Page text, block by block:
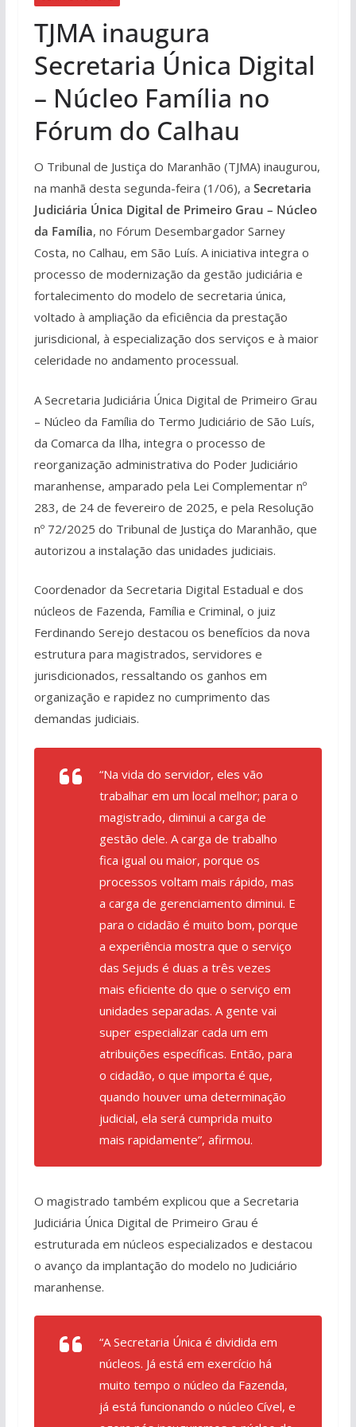
TJMA inaugura
Secretaria Única Digital
– Núcleo Família no
Fórum do Calhau
O Tribunal de Justiça do Maranhão (TJMA) inaugurou,
na manhã desta segunda-feira (1/06), a Secretaria
Judiciária Única Digital de Primeiro Grau – Núcleo
da Família, no Fórum Desembargador Sarney
Costa, no Calhau, em São Luís. A iniciativa integra o
processo de modernização da gestão judiciária e
fortalecimento do modelo de secretaria única,
voltado à ampliação da eficiência da prestação
jurisdicional, à especialização dos serviços e à maior
celeridade no andamento processual.
A Secretaria Judiciária Única Digital de Primeiro Grau
– Núcleo da Família do Termo Judiciário de São Luís,
da Comarca da Ilha, integra o processo de
reorganização administrativa do Poder Judiciário
maranhense, amparado pela Lei Complementar nº
283, de 24 de fevereiro de 2025, e pela Resolução
nº 72/2025 do Tribunal de Justiça do Maranhão, que
autorizou a instalação das unidades judiciais.
Coordenador da Secretaria Digital Estadual e dos
núcleos de Fazenda, Família e Criminal, o juiz
Ferdinando Serejo destacou os benefícios da nova
estrutura para magistrados, servidores e
jurisdicionados, ressaltando os ganhos em
organização e rapidez no cumprimento das
demandas judiciais.
“Na vida do servidor, eles vão
trabalhar em um local melhor; para o
magistrado, diminui a carga de
gestão dele. A carga de trabalho
fica igual ou maior, porque os
processos voltam mais rápido, mas
a carga de gerenciamento diminui. E
para o cidadão é muito bom, porque
a experiência mostra que o serviço
das Sejuds é duas a três vezes
mais eficiente do que o serviço em
unidades separadas. A gente vai
super especializar cada um em
atribuições específicas. Então, para
o cidadão, o que importa é que,
quando houver uma determinação
judicial, ela será cumprida muito
mais rapidamente”, afirmou.
O magistrado também explicou que a Secretaria
Judiciária Única Digital de Primeiro Grau é
estruturada em núcleos especializados e destacou
o avanço da implantação do modelo no Judiciário
maranhense.
“A Secretaria Única é dividida em
núcleos. Já está em exercício há
muito tempo o núcleo da Fazenda,
já está funcionando o núcleo Cível, e